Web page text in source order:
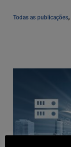
Todas as publicações,